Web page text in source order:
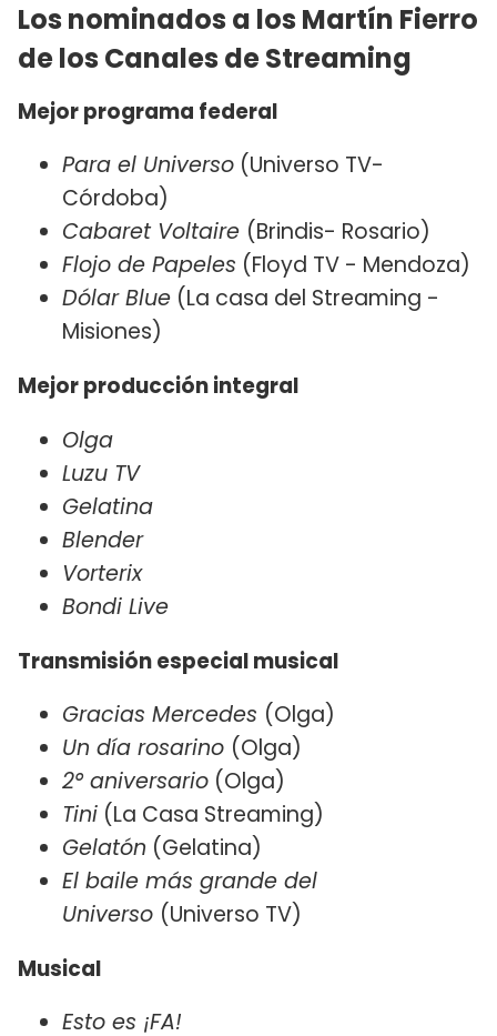
Los nominados a los Martín Fierro
de los Canales de Streaming
Mejor programa federal
Para el Universo (Universo TV-
Córdoba)
Cabaret Voltaire (Brindis- Rosario)
Flojo de Papeles (Floyd TV - Mendoza)
Dólar Blue (La casa del Streaming -
Misiones)
Mejor producción integral
Olga
Luzu TV
Gelatina
Blender
Vorterix
Bondi Live
Transmisión especial musical
Gracias Mercedes (Olga)
Un día rosarino (Olga)
2° aniversario (Olga)
Tini (La Casa Streaming)
Gelatón (Gelatina)
El baile más grande del
Universo (Universo TV)
Musical
Esto es ¡FA!